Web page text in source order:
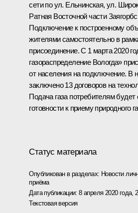
сети по ул. Ельнинская, ул.
Ратная Восточной части
Подключение к построенному
жителями самостоятельно в
присоединение. С 1 марта 2020
газораспределение Вологда»
от населения на подключение. В
заключено 13 договоров на
Подача газа потребителям
готовности к приему природного
Статус материала
Опубликован в разделах: Новости
приёма
Дата публикации:8 апреля 2020 года,
Текстовая версия